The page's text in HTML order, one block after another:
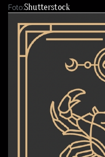
Foto:Shutterstock